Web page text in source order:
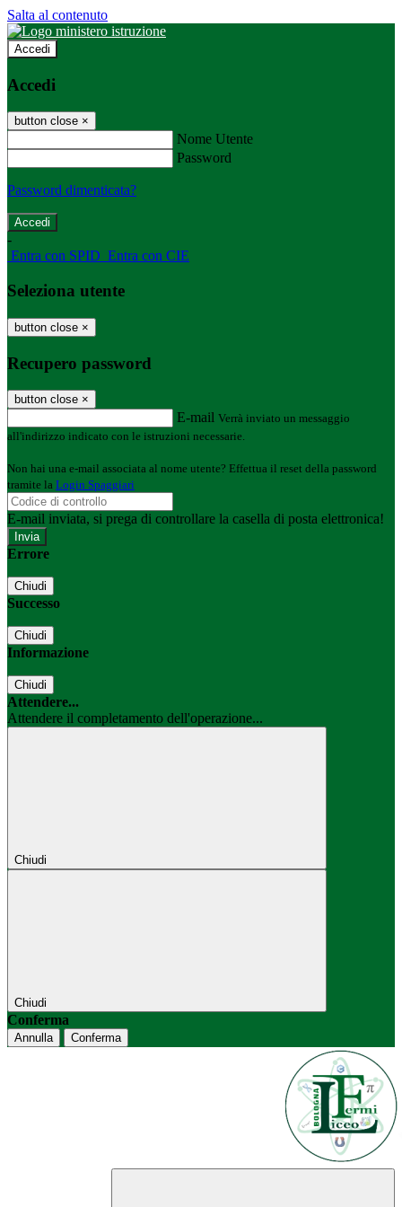
Salta al contenuto
Accedi
Accedi
button close ×
Nome Utente
Password
Password dimenticata?
-
Entra con SPID Entra con CIE
Seleziona utente
button close ×
Recupero password
button close ×
E-mail Verrà inviato un messaggio
all'indirizzo indicato con le istruzioni necessarie.
Non hai una e-mail associata al nome utente? Effettua il reset della password
tramite la Login Spaggiari
E-mail inviata, si prega di controllare la casella di posta elettronica!
Errore
Chiudi
Successo
Chiudi
Informazione
Chiudi
Attendere...
Attendere il completamento dell'operazione...
Chiudi
Chiudi
Conferma
Annulla Conferma